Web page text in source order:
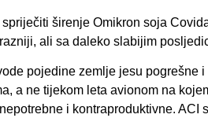
širenje Omikron soja
ali sa daleko slabijim
pojedine zemlje jesu pogrešne
a ne tijekom leta avionom na
i kontraproduktivne. ACI